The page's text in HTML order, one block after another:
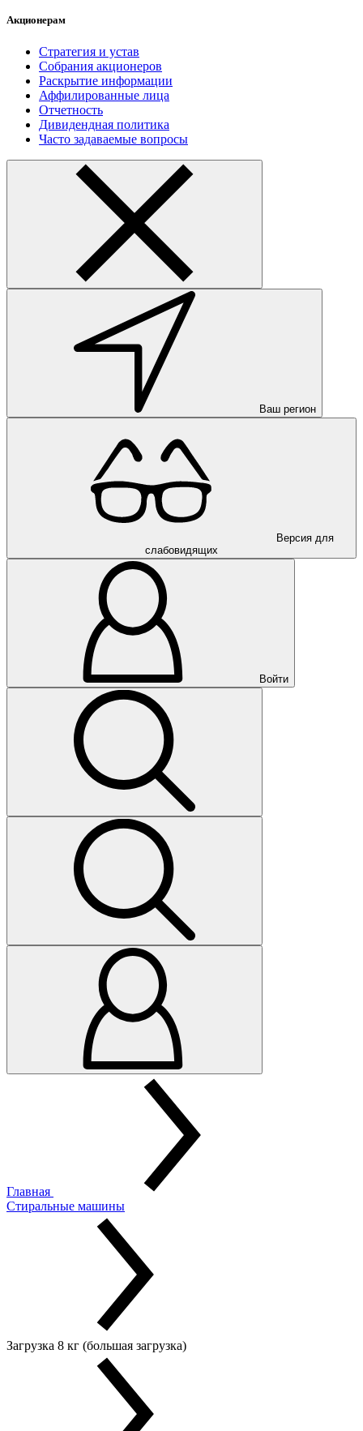
Акционерам
Стратегия и устав
Собрания акционеров
Раскрытие информации
Аффилированные лица
Отчетность
Дивидендная политика
Часто задаваемые вопросы
Ваш регион
Версия для
слабовидящих
Войти
Главная
Стиральные машины
Загрузка 8 кг (большая загрузка)